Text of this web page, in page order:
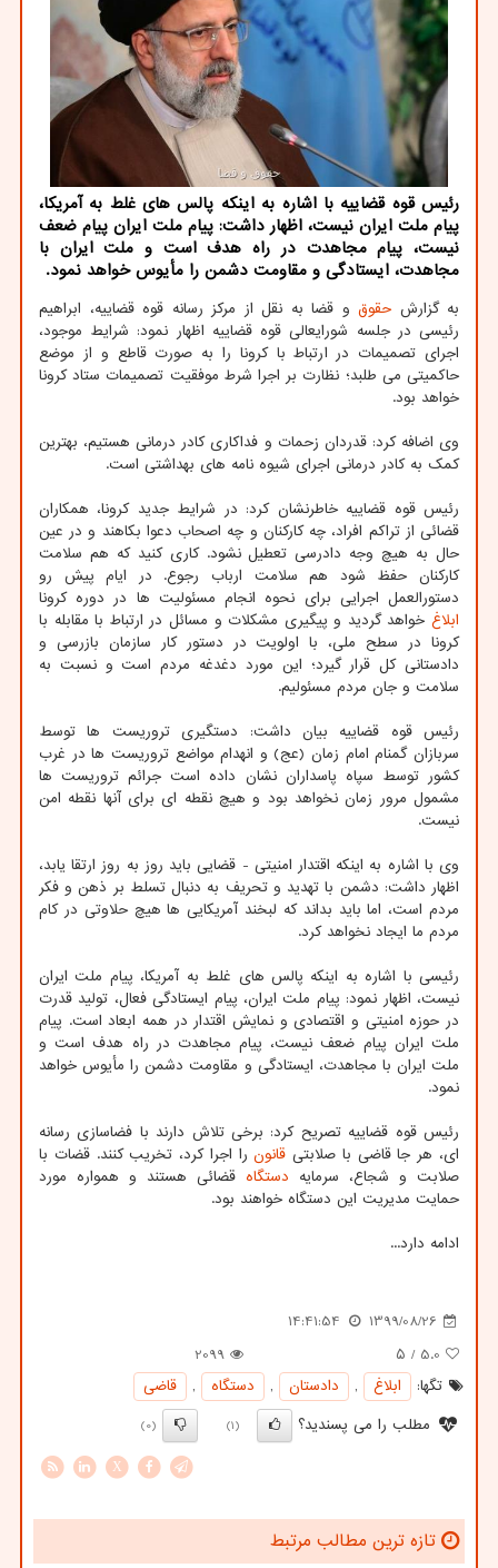
رئیس قوه قضاییه با اشاره به اینكه پالس های غلط به آمریكا،
پیام ملت ایران نیست، اظهار داشت: پیام ملت ایران پیام ضعف
نیست، پیام مجاهدت در راه هدف است و ملت ایران با
مجاهدت، ایستادگی و مقاومت دشمن را مأیوس خواهد نمود.
به گزارش حقوق و قضا به نقل از مرکز رسانه قوه قضاییه، ابراهیم
رئیسی در جلسه شورایعالی قوه قضاییه اظهار نمود: شرایط موجود،
اجرای تصمیمات در ارتباط با کرونا را به صورت قاطع و از موضع
حاکمیتی می طلبد؛ نظارت بر اجرا شرط موفقیت تصمیمات ستاد کرونا
خواهد بود.
وی اضافه کرد: قدردان زحمات و فداکاری کادر درمانی هستیم، بهترین
کمک به کادر درمانی اجرای شیوه نامه های بهداشتی است.
رئیس قوه قضاییه خاطرنشان کرد: در شرایط جدید کرونا، همکاران
قضائی از تراکم افراد، چه کارکنان و چه اصحاب دعوا بکاهند و در عین
حال به هیچ وجه دادرسی تعطیل نشود. کاری کنید که هم سلامت
کارکنان حفظ شود هم سلامت ارباب رجوع. در ایام پیش رو
دستورالعمل اجرایی برای نحوه انجام مسئولیت ها در دوره کرونا
ابلاغ خواهد گردید و پیگیری مشکلات و مسائل در ارتباط با مقابله با
کرونا در سطح ملی، با اولویت در دستور کار سازمان بازرسی و
دادستانی کل قرار گیرد؛ این مورد دغدغه مردم است و نسبت به
سلامت و جان مردم مسئولیم.
رئیس قوه قضاییه بیان داشت: دستگیری تروریست ها توسط
سربازان گمنام امام زمان (عج) و انهدام مواضع تروریست ها در غرب
کشور توسط سپاه پاسداران نشان داده است جرائم تروریست ها
مشمول مرور زمان نخواهد بود و هیچ نقطه ای برای آنها نقطه امن
نیست.
وی با اشاره به اینکه اقتدار امنیتی - قضایی باید روز به روز ارتقا یابد،
اظهار داشت: دشمن با تهدید و تحریف به دنبال تسلط بر ذهن و فکر
مردم است، اما باید بداند که لبخند آمریکایی ها هیچ حلاوتی در کام
مردم ما ایجاد نخواهد کرد.
رئیسی با اشاره به اینکه پالس های غلط به آمریکا، پیام ملت ایران
نیست، اظهار نمود: پیام ملت ایران، پیام ایستادگی فعال، تولید قدرت
در حوزه امنیتی و اقتصادی و نمایش اقتدار در همه ابعاد است. پیام
ملت ایران پیام ضعف نیست، پیام مجاهدت در راه هدف است و
ملت ایران با مجاهدت، ایستادگی و مقاومت دشمن را مأیوس خواهد
نمود.
رئیس قوه قضاییه تصریح کرد: برخی تلاش دارند با فضاسازی رسانه
ای، هر جا قاضی با صلابتی قانونرا اجرا کرد، تخریب کنند. قضات با
صلابت و شجاع، سرمایه دستگاه قضائی هستند و همواره مورد
حمایت مدیریت این دستگاه خواهند بود.
ادامه دارد...
1399/08/26
14:41:54
5.0 / ۵
2099
تگها:
ابلاغ , دادستان , دستگاه ,
قاضی
مطلب را می پسندید؟
(1)
(0)
X
تازه ترین مطالب مرتبط